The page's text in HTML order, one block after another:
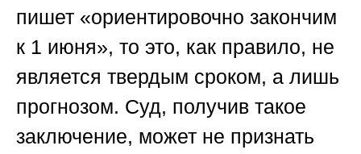
пишет «ориентировочно закончим
к 1 июня», то это, как правило, не
является твердым сроком, а лишь
прогнозом. Суд, получив такое
заключение, может не признать